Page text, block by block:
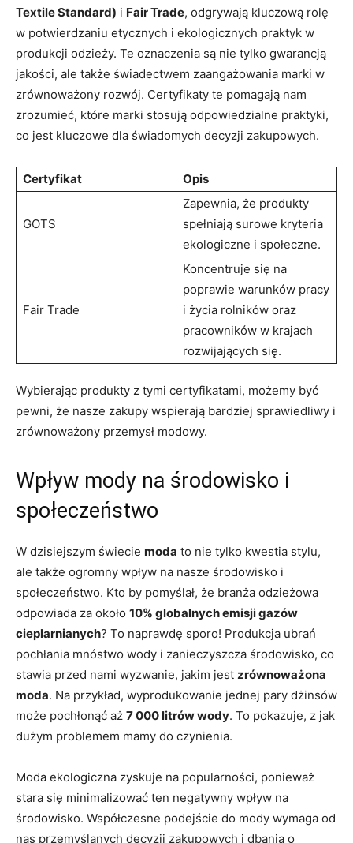
Textile Standard) i Fair Trade, odgrywają kluczową rolę
w potwierdzaniu etycznych i ekologicznych praktyk w
produkcji odzieży. Te oznaczenia są nie tylko gwarancją
jakości, ale także świadectwem zaangażowania marki w
zrównoważony rozwój. Certyfikaty te pomagają nam
zrozumieć, które marki stosują odpowiedzialne praktyki,
co jest kluczowe dla świadomych decyzji zakupowych.
Certyfikat Opis
GOTS
Zapewnia, że produkty
spełniają surowe kryteria
ekologiczne i społeczne.
Fair Trade
Koncentruje się na
poprawie warunków pracy
i życia rolników oraz
pracowników w krajach
rozwijających się.
Wybierając produkty z tymi certyfikatami, możemy być
pewni, że nasze zakupy wspierają bardziej sprawiedliwy i
zrównoważony przemysł modowy.
Wpływ mody na środowisko i
społeczeństwo
W dzisiejszym świecie moda to nie tylko kwestia stylu,
ale także ogromny wpływ na nasze środowisko i
społeczeństwo. Kto by pomyślał, że branża odzieżowa
odpowiada za około 10% globalnych emisji gazów
cieplarnianych? To naprawdę sporo! Produkcja ubrań
pochłania mnóstwo wody i zanieczyszcza środowisko, co
stawia przed nami wyzwanie, jakim jest zrównoważona
moda. Na przykład, wyprodukowanie jednej pary dżinsów
może pochłonąć aż 7 000 litrów wody. To pokazuje, z jak
dużym problemem mamy do czynienia.
Moda ekologiczna zyskuje na popularności, ponieważ
stara się minimalizować ten negatywny wpływ na
środowisko. Współczesne podejście do mody wymaga od
nas przemyślanych decyzji zakupowych i dbania o